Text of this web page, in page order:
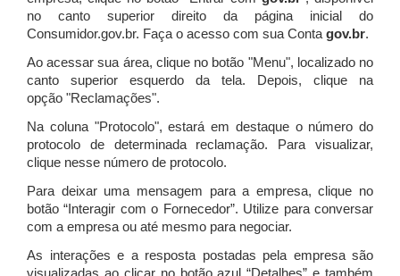
no canto superior direito da página inicial do
Consumidor.gov.br. Faça o acesso com sua Contagov.br.
Ao acessar sua área, clique no botão "Menu", localizado no
canto superior esquerdo da tela. Depois, clique na
opção "Reclamações".
Na coluna "Protocolo", estará em destaque o número do
protocolo de determinada reclamação. Para visualizar,
clique nesse número de protocolo.
Para deixar uma mensagem para a empresa, clique no
botão “Interagir com o Fornecedor”. Utilize para conversar
com a empresa ou até mesmo para negociar.
As interações e a resposta postadas pela empresa são